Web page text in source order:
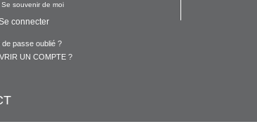
Se souvenir de moi
connecter
de passe oublié ?
UN COMPTE ?